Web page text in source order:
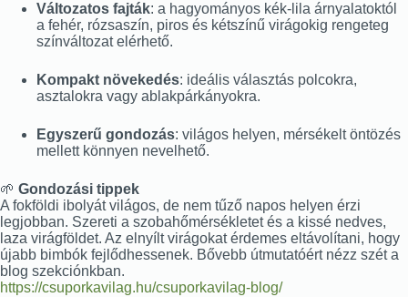
Változatos fajták: a hagyományos kék-lila árnyalatoktól
a fehér, rózsaszín, piros és kétszínű virágokig rengeteg
színváltozat elérhető.
Kompakt növekedés: ideális választás polcokra,
asztalokra vagy ablakpárkányokra.
Egyszerű gondozás: világos helyen, mérsékelt öntözés
mellett könnyen nevelhető.
🌱 Gondozási tippek
A fokföldi ibolyát világos, de nem tűző napos helyen érzi
legjobban. Szereti a szobahőmérsékletet és a kissé nedves,
laza virágföldet. Az elnyílt virágokat érdemes eltávolítani, hogy
újabb bimbók fejlődhessenek. Bővebb útmutatóért nézz szét a
blog szekciónkban.
https://csuporkavilag.hu/csuporkavilag-blog/